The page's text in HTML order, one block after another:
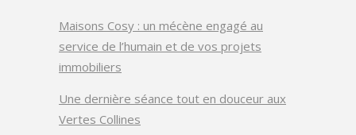
Maisons Cosy : un mécène engagé au
service de l’humain et de vos projets
immobiliers
Une dernière séance tout en douceur aux
Vertes Collines